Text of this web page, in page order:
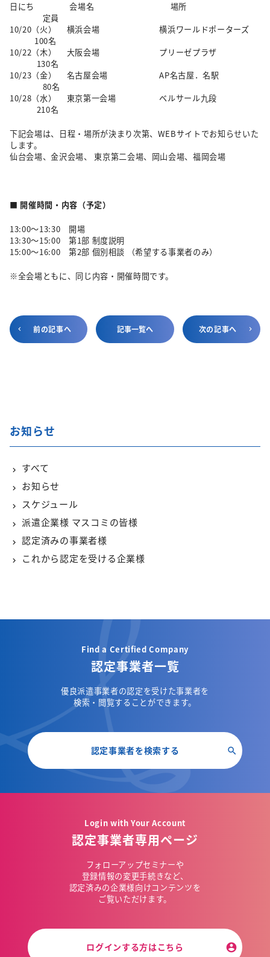
日にち 会場名 場所
定員
10/20（火） 横浜会場 横浜ワールドポーターズ
100名
10/22（木） 大阪会場 プリーゼプラザ
130名
10/23（金） 名古屋会場 AP名古屋．名駅
80名
10/28（水） 東京第一会場 ベルサール九段
210名
下記会場は、日程・場所が決まり次第、WEBサイトでお知らせいた
します。
仙台会場、金沢会場、 東京第二会場、岡山会場、福岡会場
■ 開催時間・内容（予定）
13:00～13:30 開場
13:30～15:00 第1部 制度説明
15:00～16:00 第2部 個別相談 （希望する事業者のみ）
※全会場ともに、同じ内容・開催時間です。
前の記事へ 記事一覧へ 次の記事へ
お知らせ
すべて
お知らせ
スケジュール
派遣企業様 マスコミの皆様
認定済みの事業者様
これから認定を受ける企業様
Find a Certified Company
認定事業者一覧
優良派遣事業者の認定を受けた事業者を
検索・閲覧することができます。
認定事業者を検索する
Login with Your Account
認定事業者専用ページ
フォローアップセミナーや
登録情報の変更手続きなど、
認定済みの企業様向けコンテンツを
ご覧いただけます。
ログインする方はこちら